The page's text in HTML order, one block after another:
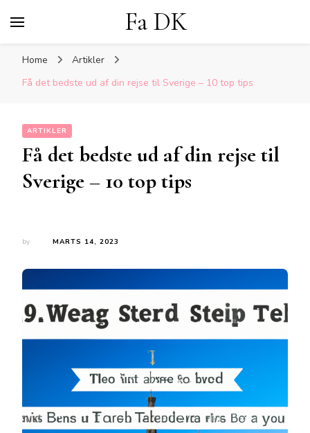
Fa DK
Home
Artikler
Få det bedste ud af din rejse til Sverige – 10 top tips
ARTIKLER
Få det bedste ud af din rejse til
Sverige – 10 top tips
by MARTS 14, 2023